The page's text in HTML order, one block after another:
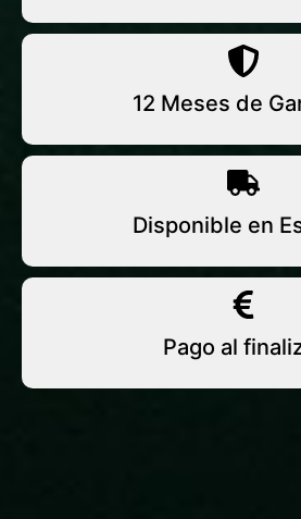
12 Meses de
Disponible en
Pago al